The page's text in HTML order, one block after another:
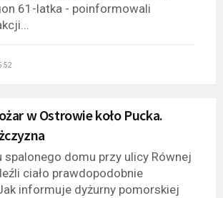
61-latka - poinformowali
w Ostrowie koło Pucka.
spalonego domu przy ulicy Równej
ciało prawdopodobnie
informuje dyżurny pomorskiej